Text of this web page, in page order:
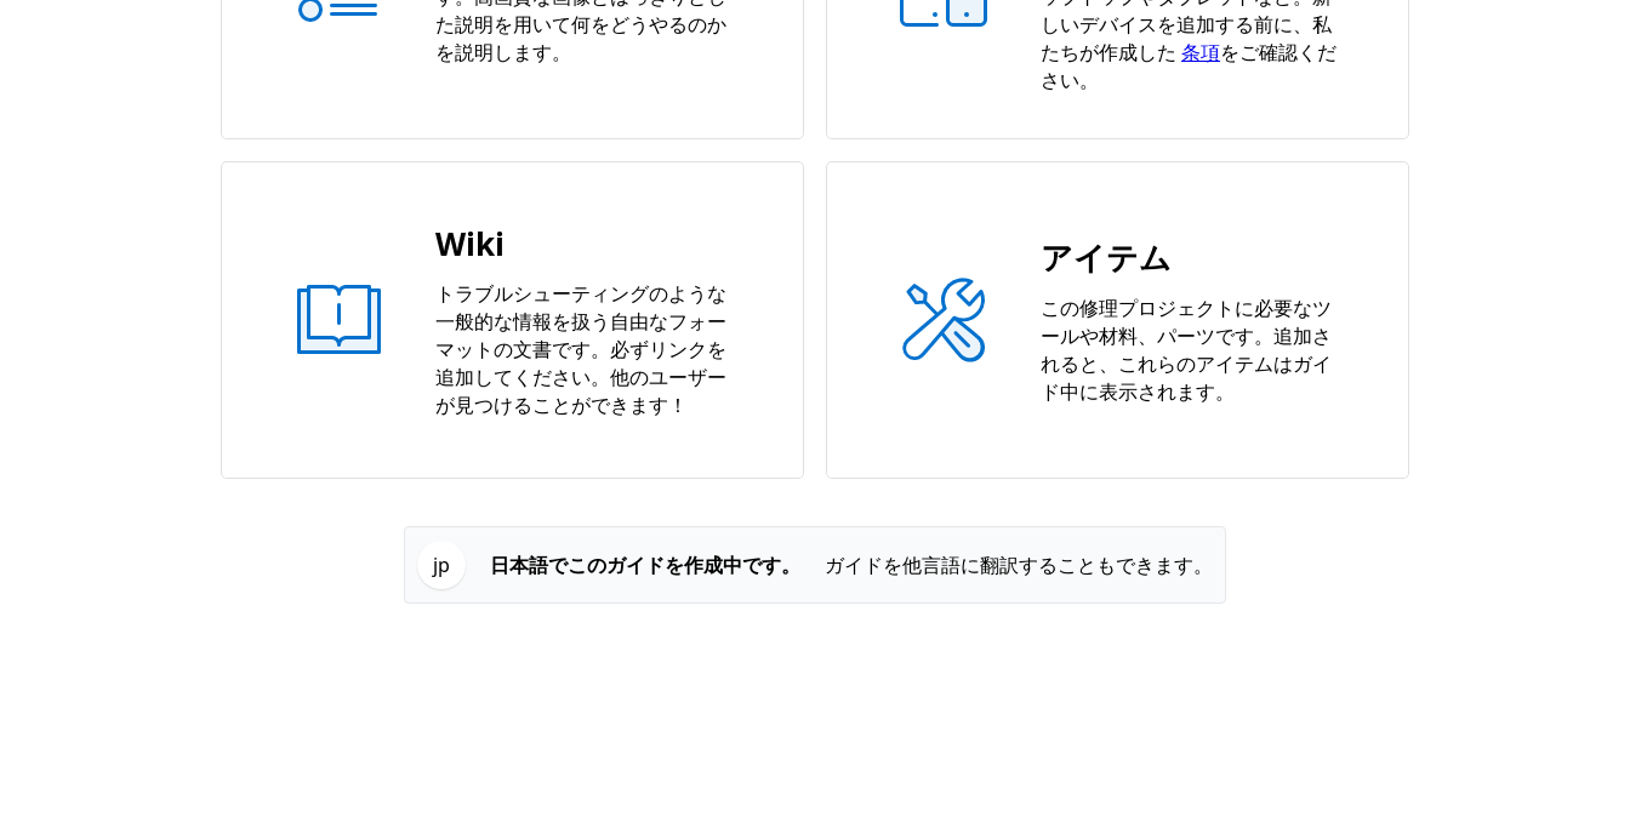
た説明を用いて何をどうやるのか
を説明します。
しいデバイスを追加する前に、私
たちが作成した 条項をご確認くだ
さい。
Wiki
トラブルシューティングのような
一般的な情報を扱う自由なフォー
マットの文書です。必ずリンクを
追加してください。他のユーザー
が見つけることができます！
アイテム
この修理プロジェクトに必要なツ
ールや材料、パーツです。追加さ
れると、これらのアイテムはガイ
ド中に表示されます。
jp 日本語でこのガイドを作成中です。 ガイドを他言語に翻訳することもできます。